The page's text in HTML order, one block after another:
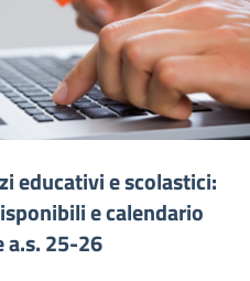
educativi e scolastici:
e calendario
a.s. 25-26